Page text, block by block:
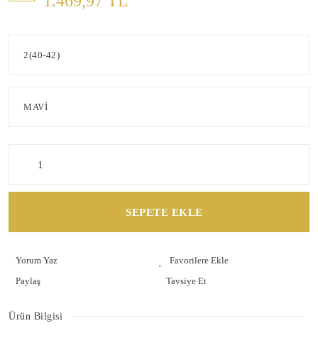
SEPETE EKLE
Yorum Yaz
Paylaş
Tavsiye Et
Ürün Bilgisi